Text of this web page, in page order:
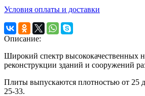
Условия оплаты и доставки
Описание:
Широкий спектр высококачественных
реконструкции зданий и сооружений
Плиты выпускаются плотностью от 25
25-33.